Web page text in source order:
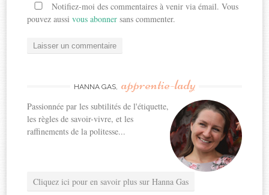
Notifiez-moi des commentaires à venir via émail. Vous
pouvez aussivous abonner sans commenter.
HANNA GAS, apprentie-lady
Passionnée par les subtilités de l'étiquette,
les règles de savoir-vivre, et les
raffinements de la politesse...
Cliquez ici pour en savoir plus sur Hanna Gas